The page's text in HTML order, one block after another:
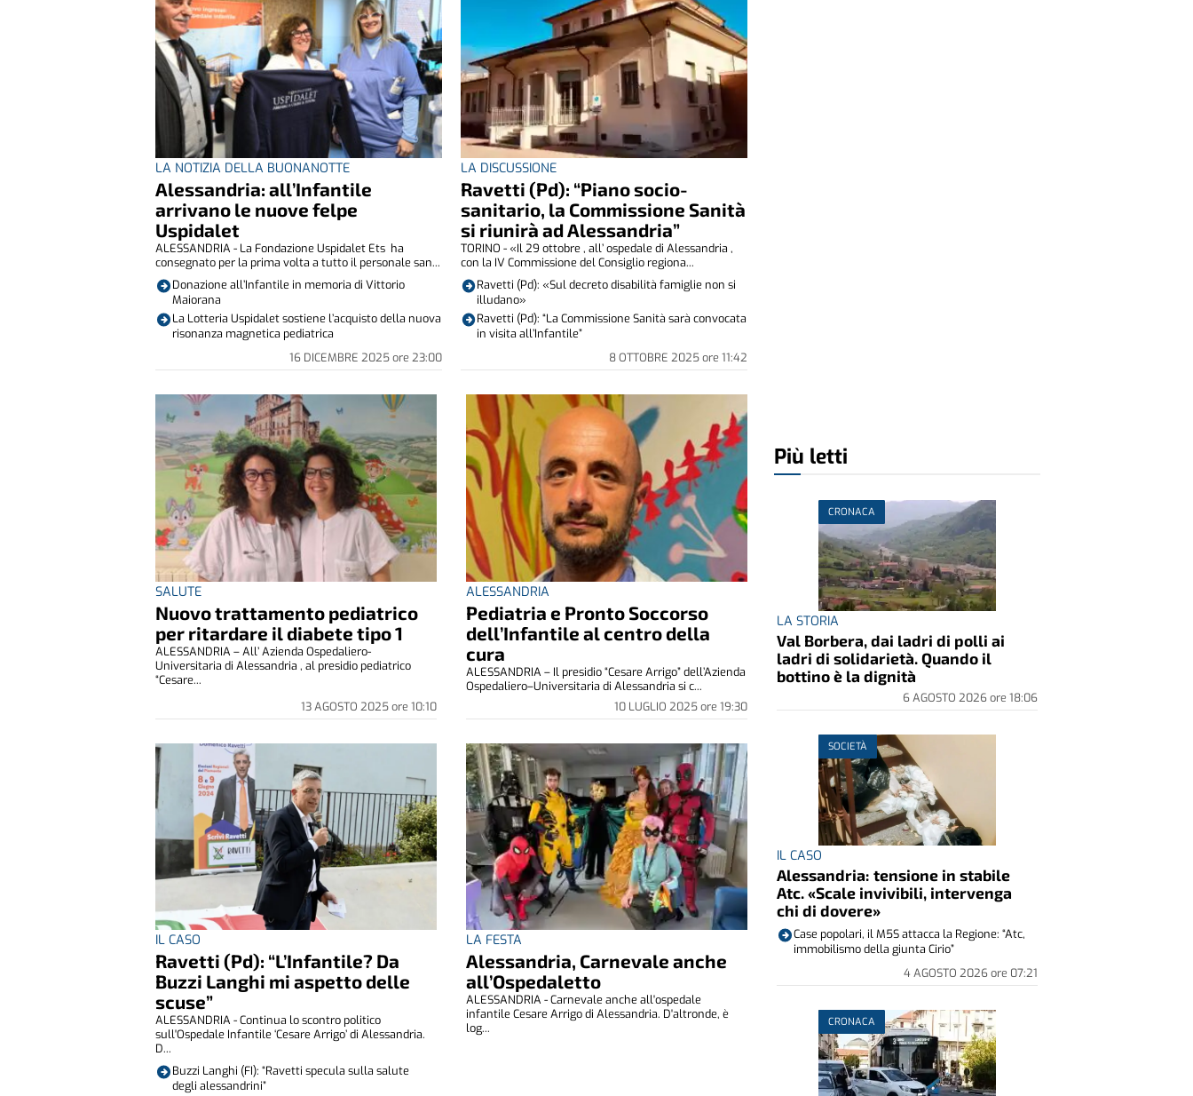
LA NOTIZIA DELLA BUONANOTTE
Alessandria: all’Infantile
arrivano le nuove felpe
Uspidalet
16 DICEMBRE 2025ore 23:00
ALESSANDRIA - La Fondazione Uspidalet Ets ha
consegnato per la prima volta a tutto il personale san...
Donazione all’Infantile in memoria di Vittorio
Maiorana
La Lotteria Uspidalet sostiene l’acquisto della nuova
risonanza magnetica pediatrica
LA DISCUSSIONE
Ravetti (Pd): “Piano socio-
sanitario, la Commissione Sanità
si riunirà ad Alessandria”
8 OTTOBRE 2025ore 11:42
TORINO - «Il 29 ottobre , all’ ospedale di Alessandria ,
con la IV Commissione del Consiglio regiona...
Ravetti (Pd): «Sul decreto disabilità famiglie non si
illudano»
Ravetti (Pd): “La Commissione Sanità sarà convocata
in visita all’Infantile”
SALUTE
Nuovo trattamento pediatrico
per ritardare il diabete tipo 1
13 AGOSTO 2025ore 10:10
ALESSANDRIA – All’ Azienda Ospedaliero-
Universitaria di Alessandria , al presidio pediatrico
“Cesare...
ALESSANDRIA
Pediatria e Pronto Soccorso
dell’Infantile al centro della
cura
10 LUGLIO 2025ore 19:30
ALESSANDRIA – Il presidio “Cesare Arrigo” dell’Azienda
Ospedaliero–Universitaria di Alessandria si c...
IL CASO
Ravetti (Pd): “L’Infantile? Da
Buzzi Langhi mi aspetto delle
scuse”
ALESSANDRIA - Continua lo scontro politico
sull'Ospedale Infantile ‘Cesare Arrigo’ di Alessandria.
D...
Buzzi Langhi (FI): “Ravetti specula sulla salute
degli alessandrini”
LA FESTA
Alessandria, Carnevale anche
all’Ospedaletto
ALESSANDRIA - Carnevale anche all'ospedale
infantile Cesare Arrigo di Alessandria. D'altronde, è
log...
Più letti
CRONACA
LA STORIA
Val Borbera, dai ladri di polli ai
ladri di solidarietà. Quando il
bottino è la dignità
6 AGOSTO 2026ore 18:06
SOCIETÀ
IL CASO
Alessandria: tensione in stabile
Atc. «Scale invivibili, intervenga
chi di dovere»
4 AGOSTO 2026ore 07:21
Case popolari, il M5S attacca la Regione: “Atc,
immobilismo della giunta Cirio”
CRONACA